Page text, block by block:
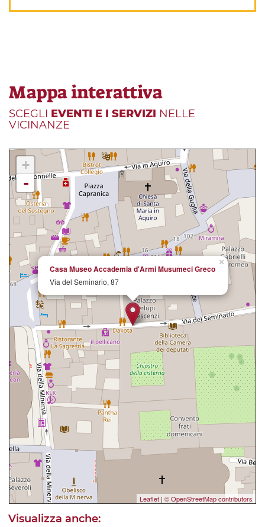
Mappa interattiva
SCEGLI EVENTI E I SERVIZI NELLE
VICINANZE
×
Casa Museo Accademia d'Armi Musumeci Greco
Via del Seminario, 87
+
-
Leaflet | © OpenStreetMap contributors